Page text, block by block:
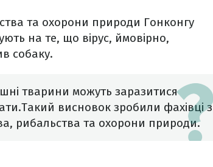
та охорони природи Гонконгу
на те, що вірус, ймовірно,
собаку.
тварини можуть заразитися
висновок зробили фахівці з
рибальства та охорони природи.